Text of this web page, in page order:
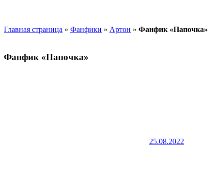
Главная страница » Фанфики » Артон » Фанфик «Папочка»
Фанфик «Папочка»
25.08.2022